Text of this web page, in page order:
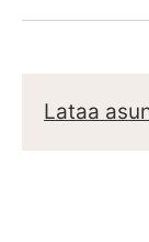
Lataa